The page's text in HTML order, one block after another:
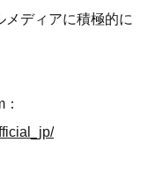
ディアに積極的に